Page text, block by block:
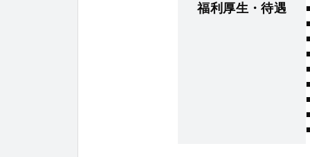
福利厚生・待遇